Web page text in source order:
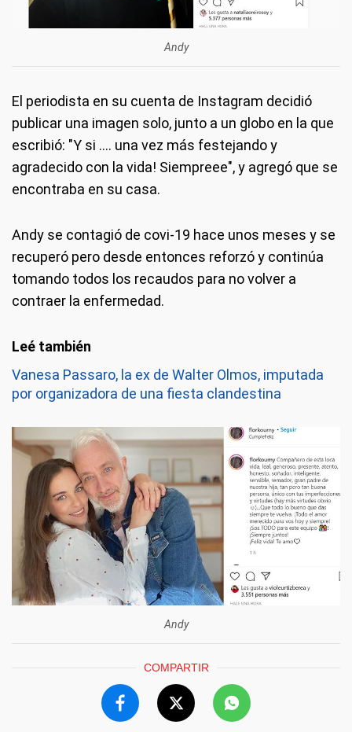
Andy
El periodista en su cuenta de Instagram decidió
publicar una imagen solo, junto a un globo en la que
escribió: "Y si .... una vez más festejando y
agradecido con la vida! Siempreee", y agregó que se
encontraba en su casa.
Andy se contagió de covi-19 hace unos meses y se
recuperó pero desde entonces reforzó y continúa
tomando todos los recaudos para no volver a
contraer la enfermedad.
Vanesa Passaro, la ex de Walter Olmos, imputada
por organizadora de una fiesta clandestina
Andy
COMPARTIR